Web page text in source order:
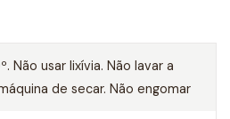
Não usar lixívia. Não lavar a
de secar. Não engomar